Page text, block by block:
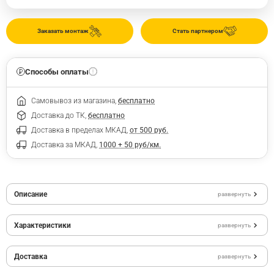
Стать партнером
Заказать монтаж
Способы оплаты
Самовывоз из магазина, бесплатно
Доставка до ТК, бесплатно
Доставка в пределах МКАД, от 500 руб.
Доставка за МКАД, 1000 + 50 руб/км.
Описание развернуть
Характеристики развернуть
Доставка развернуть